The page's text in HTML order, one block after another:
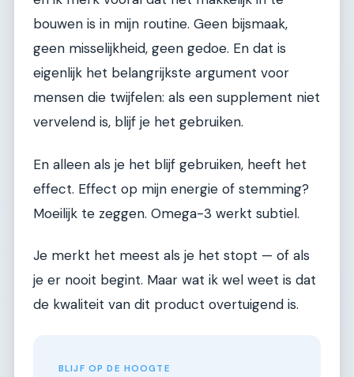
bouwen is in mijn routine. Geen bijsmaak,
geen misselijkheid, geen gedoe. En dat is
eigenlijk het belangrijkste argument voor
mensen die twijfelen: als een supplement niet
vervelend is, blijf je het gebruiken.
En alleen als je het blijf gebruiken, heeft het
effect. Effect op mijn energie of stemming?
Moeilijk te zeggen. Omega-3 werkt subtiel.
Je merkt het meest als je het stopt — of als
je er nooit begint. Maar wat ik wel weet is dat
de kwaliteit van dit product overtuigend is.
BLIJF OP DE HOOGTE